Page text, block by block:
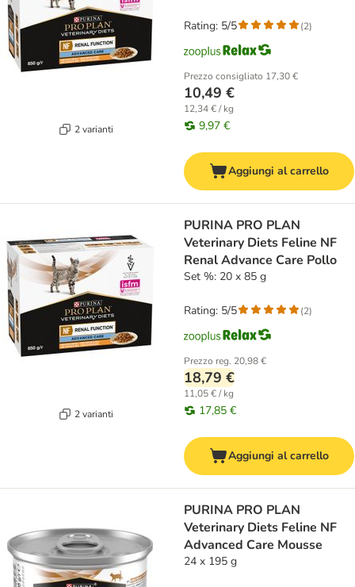
2 varianti
Prezzo consigliato 17,30 €
10,49 €
12,34 € / kg
9,97 €
Rating: 5/5 (2)
Aggiungi al carrello
2 varianti
PURINA PRO PLAN
Veterinary Diets Feline NF
Renal Advance Care Pollo
Set %: 20 x 85 g
Prezzo reg. 20,98 €
18,79 €
11,05 € / kg
17,85 €
Rating: 5/5 (2)
Aggiungi al carrello
PURINA PRO PLAN
Veterinary Diets Feline NF
Advanced Care Mousse
24 x 195 g